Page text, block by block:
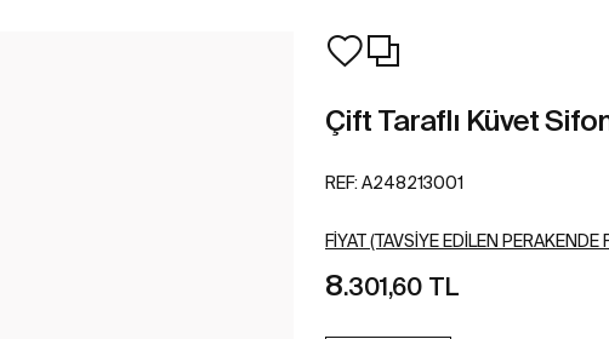
Çift Taraflı Küvet
REF: A248213001
FIYAT (TAVSIYE EDILEN PERAKENDE
8.301,60 TL